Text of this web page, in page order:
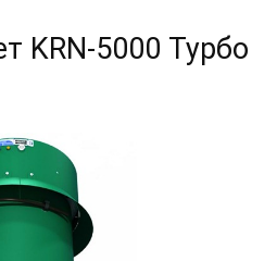
KRN-5000 Турбо